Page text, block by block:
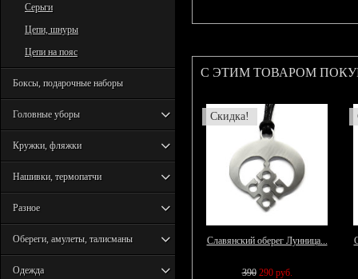
Серьги
Цепи, шнуры
Цепи на пояс
Боксы, подарочные наборы
Головные уборы
Кружки, фляжки
Нашивки, термопатчи
Разное
Обереги, амулеты, талисманы
Одежда
С ЭТИМ ТОВАРОМ
Скидка!
Славянский оберег Лунница...
390 290 руб.